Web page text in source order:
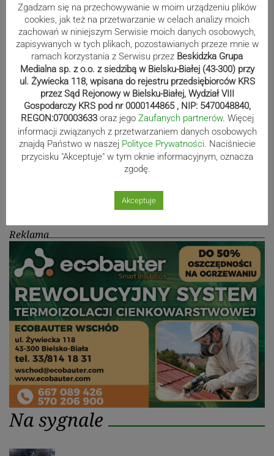
80-lecie Soły Kobiernice. Będzie się
działo! SZCZEGÓŁOWY PROGRAM
Kaniów stolicą europejskiego kajak
polo. Kilkadziesiąt drużyn z całej
Europy rywalizowało przez trzy dni
Nakamura z dubletem w Wiśle.
Dyskwalifikacja Waszka zmieniła
klasyfikację Polaków
Reklama
Na sygnale
Zgadzam się na przechowywanie w moim urządzeniu plików
cookies, jak też na przetwarzanie w celach analizy moich
zachowań w niniejszym Serwisie moich danych osobowych,
zapisywanych w tych plikach, pozostawianych przeze mnie w
ramach korzystania z Serwisu przez Beskidzka Grupa
Medialna sp. z o.o. z siedzibą w Bielsku-Białej (43-300) przy
ul. Żywiecka 118, wpisana do rejestru przedsiębiorców KRS
przez Sąd Rejonowy w Bielsku-Białej, Wydział VIII
Gospodarczy KRS pod nr 0000144865 , NIP: 5470048840,
REGON:070003633 oraz jego Zaufanych partnerów. Więcej
informacji związanych z przetwarzaniem danych osobowych
znajdą Państwo w naszej Polityce Prywatności. Naciśniecie
przycisku "Akceptuje" w tym oknie informacyjnym, oznacza
zgodę.
Akceptuje